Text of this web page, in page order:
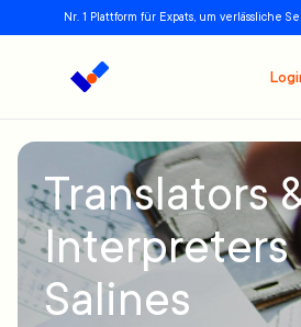
Nr. 1 Plattform für Expats, um verlässliche
Translators
Interpreters
Salines